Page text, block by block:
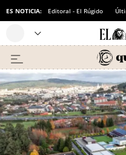
ES NOTICIA: Editoral - El Rúgido